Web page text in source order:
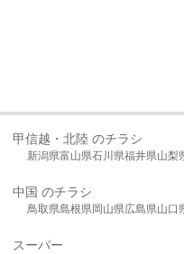
甲信越・北陸 のチラシ
新潟県富山県石川県福井県山梨
中国 のチラシ
鳥取県島根県岡山県広島県山口
スーパー